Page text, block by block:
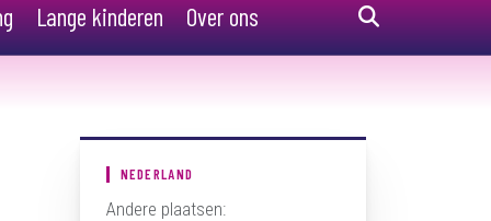
Lange kinderen Over ons
NEDERLAND
Andere plaatsen: